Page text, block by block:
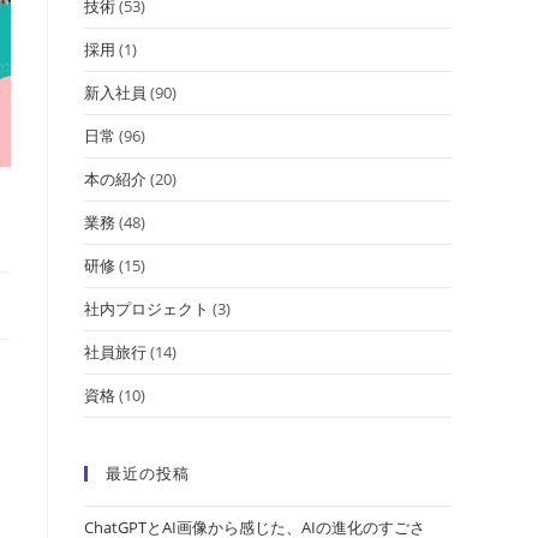
技術(53)
採用 (1)
新入社員 (90)
日常 (96)
本の紹介(20)
業務(48)
研修(15)
社内プロジェクト (3)
社員旅行(14)
資格(10)
最近の投稿
ChatGPTとAI画像から感じた、AIの進化のすごさ